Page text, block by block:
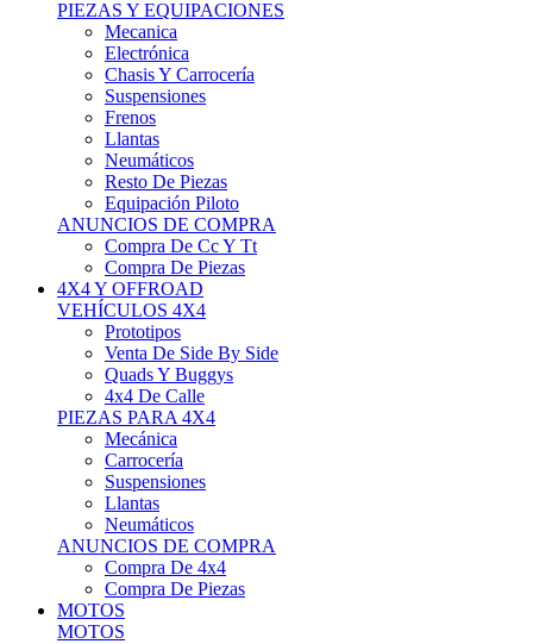
Electrónica
Chasis Y Carrocería
Suspensiones
Frenos
Llantas
Neumáticos
Resto De Piezas
Equipación Piloto
ANUNCIOS DE COMPRA
Compra De Cc Y Tt
Compra De Piezas
4X4 Y OFFROAD
VEHÍCULOS 4X4
Prototipos
Venta De Side By Side
Quads Y Buggys
4x4 De Calle
PIEZAS PARA 4X4
Mecánica
Carrocería
Suspensiones
Llantas
Neumáticos
ANUNCIOS DE COMPRA
Compra De 4x4
Compra De Piezas
MOTOS
MOTOS
Motos De Circuito